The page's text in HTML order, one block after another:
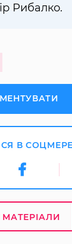
Рибалко.
В
МАТЕРІАЛИ